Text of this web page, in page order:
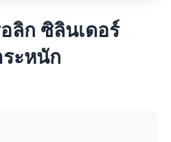
ลิก ซิลินเดอร์
ะหนัก